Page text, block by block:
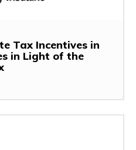
Tax Incentives in
in Light of the